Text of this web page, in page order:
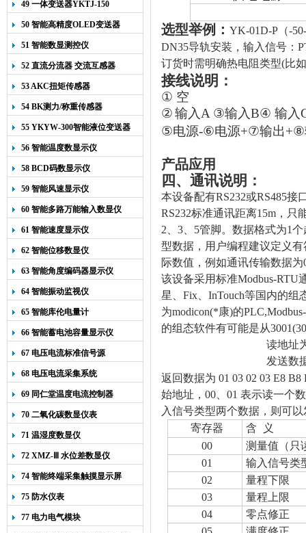
49 一体变送器YKTJ-150
50 智能高精度OLED变送器
YK-218
51 智能数显测控仪
52 直流分流器 交流互感器
53 AKC扭矩传感器
54 BK测力/称重传感器
55 YKYW-300智能液位变送器
56 智能温度数显示仪
58 BCD码数显示仪
59 智能风速显示仪
60 智能多路万能输入数显仪
61 智能速度显示仪
62 智能位移数显仪
63 智能角度编码器显示仪
64 智能振动监视仪
65 智能库伦电量计
66 智能蓄电池容量显示仪
67 电压电流标准信号源
68 电压电流采集系统
69 同仁堂温度电流控制器
70 二氧化碳数显仪表
71 温湿度数显仪
72 XMZ-Ⅲ 水位差数显仪
74 智能终端采集触摸显示屏
75 防水仪表
77 电力电气模块
选型举例： YK-01D-P （-
DN35导轨安装，输入信号：
订货时需明确热电阻类型(比如
接线说明：
① 空
②输入A ③输入B④ 输入
⑤电源-⑥电源+⑦输出+⑧
产品应用
四、通讯说明：
本设备配有RS232或RS485接
RS232标准通讯距离15m，只
2、3、5管脚。数据格式为1
型数据，用户编程建议定义
际数值，例如通讯传输数据
该设备采用标准Modbus-
星、Fix、 InTouch等国内的组
为modicon(*康)的
的组态软件有可能是从
读地址
发送数
返回数据为 01 03 02 03 E8 B8
始地址，00、01 表示读一个
入信号类型两个数据，则可以
寄存器
含
义
00
测量值（只
01
输入信号类
02
量程下限
03
量程上限
04
零点修正